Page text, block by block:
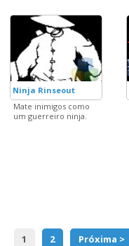
Ninja Rinseout
Mate inimigos como
um guerreiro ninja.
1 2 Próxima >